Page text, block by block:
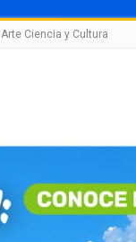
Arte Ciencia y Cultura